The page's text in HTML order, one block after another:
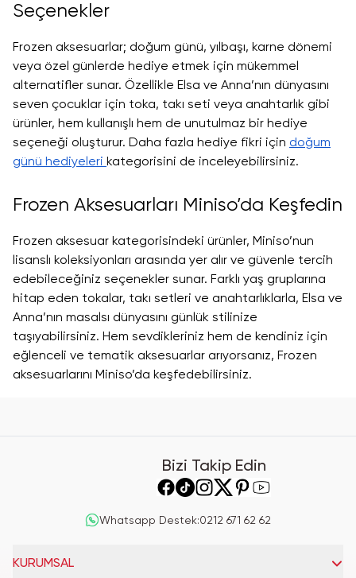
Seçenekler
Frozen aksesuarlar; doğum günü, yılbaşı, karne dönemi
veya özel günlerde hediye etmek için mükemmel
alternatifler sunar. Özellikle Elsa ve Anna’nın dünyasını
seven çocuklar için toka, takı seti veya anahtarlık gibi
ürünler, hem kullanışlı hem de unutulmaz bir hediye
seçeneği oluşturur. Daha fazla hediye fikri için doğum
günü hediyeleri kategorisini de inceleyebilirsiniz.
Frozen Aksesuarları Miniso’da Keşfedin
Frozen aksesuar kategorisindeki ürünler, Miniso’nun
lisanslı koleksiyonları arasında yer alır ve güvenle tercih
edebileceğiniz seçenekler sunar. Farklı yaş gruplarına
hitap eden tokalar, takı setleri ve anahtarlıklarla, Elsa ve
Anna’nın masalsı dünyasını günlük stilinize
taşıyabilirsiniz. Hem sevdikleriniz hem de kendiniz için
eğlenceli ve tematik aksesuarlar arıyorsanız, Frozen
aksesuarlarını Miniso’da keşfedebilirsiniz.
Bizi Takip Edin
Whatsapp Destek:0212 671 62 62
KURUMSAL